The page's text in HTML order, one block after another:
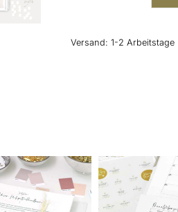
Hochzeitsplaner
Versand:1-2